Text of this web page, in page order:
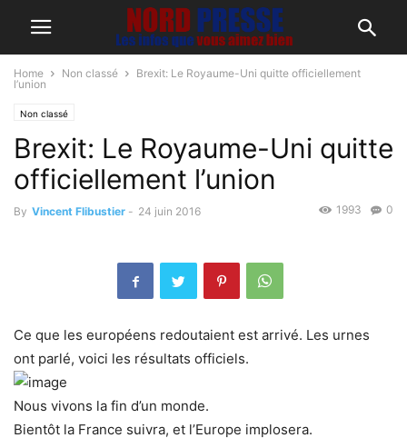
Home Non classé
Brexit: Le Royaume-Uni quitte officiellement
l’union
Non classé
Brexit: Le Royaume-Uni quitte
officiellement l’union
By Vincent Flibustier - 24 juin 2016 0
1993
Ce que les européens redoutaient est arrivé. Les urnes
ont parlé, voici les résultats officiels.
Nous vivons la fin d’un monde.
Bientôt la France suivra, et l’Europe implosera.